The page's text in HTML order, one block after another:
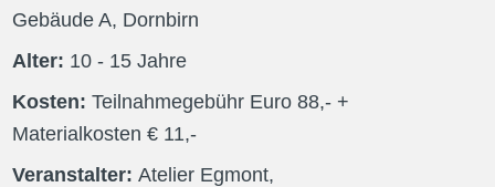
Gebäude A, Dornbirn
Alter: 10 - 15 Jahre
Kosten:Teilnahmegebühr Euro88,- +
Materialkosten € 11,-
Veranstalter:Atelier Egmont,